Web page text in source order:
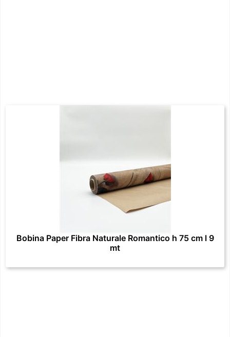
Bobina Paper Fibra Naturale Romantico h 75 cm l 9
mt